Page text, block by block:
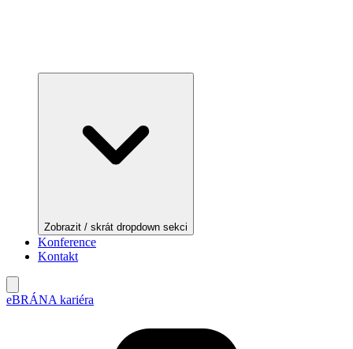
Zobrazit / skrát dropdown sekci
Konference
Kontakt
eBRÁNA kariéra